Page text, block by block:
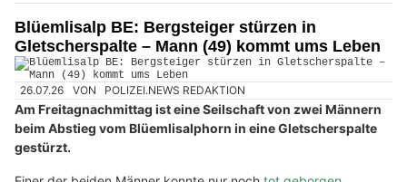
Blüemlisalp BE: Bergsteiger stürzen in
Gletscherspalte – Mann (49) kommt ums Leben
26.07.26 VON POLIZEI.NEWS REDAKTION
Am Freitagnachmittag ist eine Seilschaft von zwei Männern
beim Abstieg vom Blüemlisalphorn in eine Gletscherspalte
gestürzt.